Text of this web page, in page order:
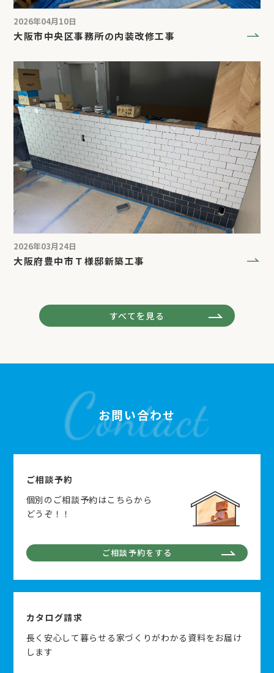
2026年04月10日
大阪市中央区事務所の内装改修工事
2026年03月24日
大阪府豊中市Ｔ様邸新築工事
すべてを見る
お問い合わせ
ご相談予約
個別のご相談予約はこちらから
どうぞ！！
ご相談予約をする
カタログ請求
長く安心して暮らせる家づくりがわかる資料をお届け
します